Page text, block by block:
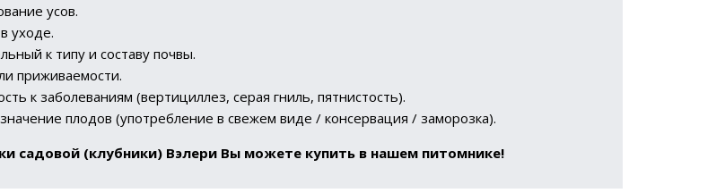
усов.
уходе.
к типу и составу почвы.
приживаемости.
к заболеваниям (вертициллез, серая гниль, пятнистость).
плодов (употребление в свежем виде / консервация / заморозка).
садовой (клубники) Вэлери Вы можете купить в нашем питомнике!